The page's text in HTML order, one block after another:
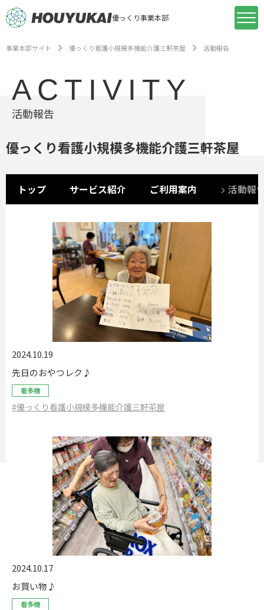
優っくり事業本部
事業本部サイト 優っくり看護小規模多機能介護三軒茶屋 活動報告
ACTIVITY
活動報告
優っくり看護小規模多機能介護三軒茶屋
トップ サービス紹介 ご利用案内 活動報
2024.10.19
先日のおやつレク♪
看多機
#優っくり看護小規模多機能介護三軒茶屋
2024.10.17
お買い物♪
看多機